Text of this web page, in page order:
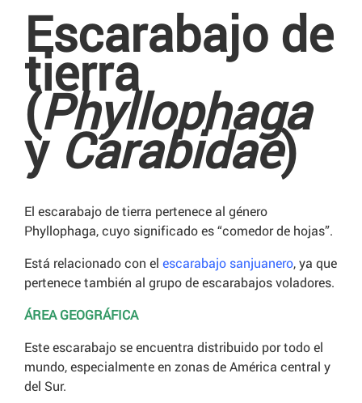
Escarabajo de
tierra
(Phyllophaga
y Carabidae)
El escarabajo de tierra pertenece al género
Phyllophaga, cuyo significado es “comedor de hojas”.
Está relacionado con el escarabajo sanjuanero, ya que
pertenece también al grupo de escarabajos voladores.
ÁREA GEOGRÁFICA
Este escarabajo se encuentra distribuido por todo el
mundo, especialmente en zonas de América central y
del Sur.